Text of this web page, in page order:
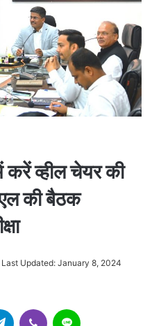
व्हील चेयर की
की बैठक
Last Updated: January 8, 2024
Telegram Viber